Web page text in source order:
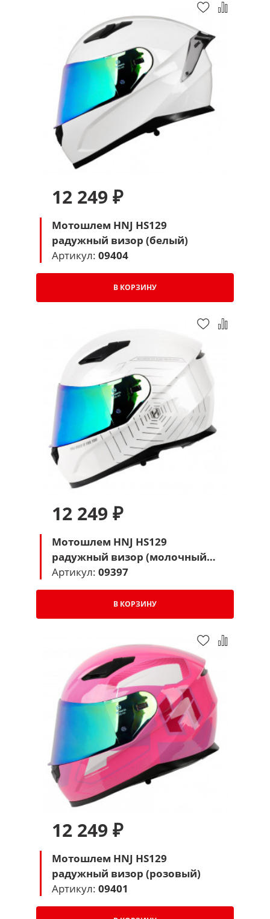
12 249 ₽
Мотошлем HNJ HS129
радужный визор (белый)
Артикул: 09404
В КОРЗИНУ
12 249 ₽
Мотошлем HNJ HS129
радужный визор (молочный
Паук)
Артикул: 09397
В КОРЗИНУ
12 249 ₽
Мотошлем HNJ HS129
радужный визор (розовый)
Артикул: 09401